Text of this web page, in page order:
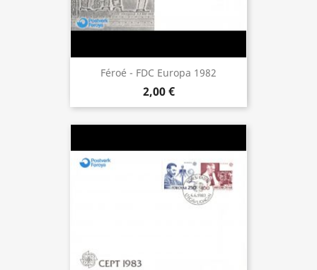
Féroé - FDC Europa 1982
2,00 €